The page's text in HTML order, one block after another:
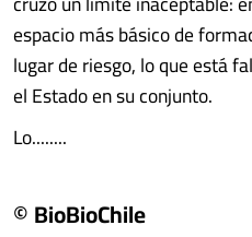
espacio más básico de
lugar de riesgo, lo que está
el Estado en su conjunto.
Lo........
© BioBioChile